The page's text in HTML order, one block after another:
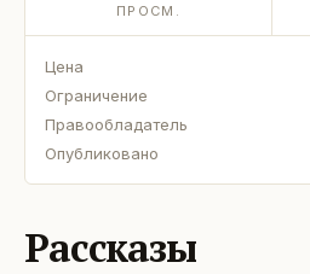
ПРОСМ.
Цена
Ограничение
Правообладатель
Опубликовано
Рассказы